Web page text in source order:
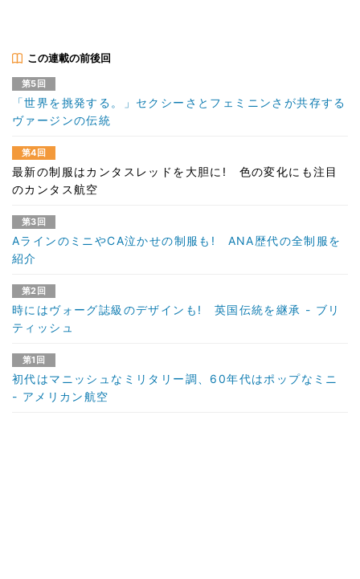
この連載の前後回
第5回
「世界を挑発する。」セクシーさとフェミニンさが共存する
ヴァージンの伝統
第4回
最新の制服はカンタスレッドを大胆に! 色の変化にも注目
のカンタス航空
第3回
AラインのミニやCA泣かせの制服も! ANA歴代の全制服を
紹介
第2回
時にはヴォーグ誌級のデザインも! 英国伝統を継承 - ブリ
ティッシュ
第1回
初代はマニッシュなミリタリー調、60年代はポップなミニ
- アメリカン航空